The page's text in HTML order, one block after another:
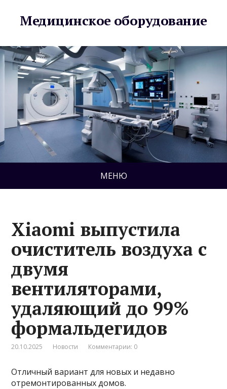
Медицинское оборудование
МЕНЮ
Xiaomi выпустила
очиститель воздуха с
двумя
вентиляторами,
удаляющий до 99%
формальдегидов
20.10.2025 Новости Комментарии: 0
Отличный вариант для новых и недавно
отремонтированных домов.